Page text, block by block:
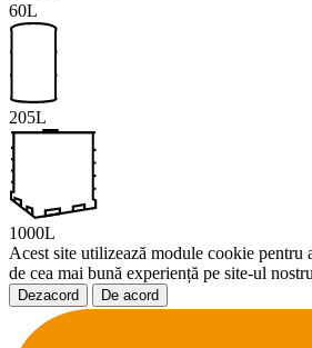
60L
205L
1000L
Acest site utilizează module cookie pentru
de cea mai bună experiență pe site-ul
Dezacord De acord